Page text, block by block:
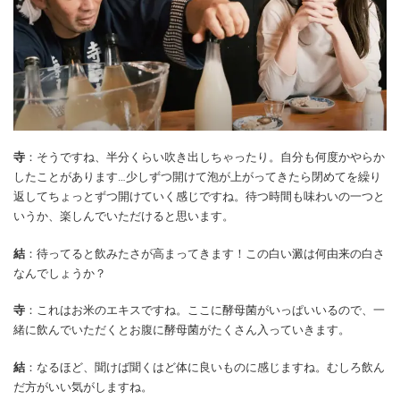
寺 ：そうですね、半分くらい吹き出しちゃったり。自分も何度かやらか
したことがあります…少しずつ開けて泡が上がってきたら閉めてを繰り
返してちょっとずつ開けていく感じですね。待つ時間も味わいの一つと
いうか、楽しんでいただけると思います。
結 ：待ってると飲みたさが高まってきます！この白い澱は何由来の白さ
なんでしょうか？
寺 ：これはお米のエキスですね。ここに酵母菌がいっぱいいるので、一
緒に飲んでいただくとお腹に酵母菌がたくさん入っていきます。
結 ：なるほど、聞けば聞くはど体に良いものに感じますね。むしろ飲ん
だ方がいい気がしますね。